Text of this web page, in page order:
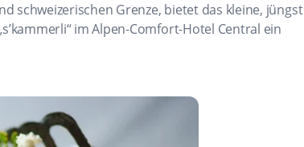
schweizerischen Grenze, bietet das kleine, jüngst
im Alpen-Comfort-Hotel Central ein